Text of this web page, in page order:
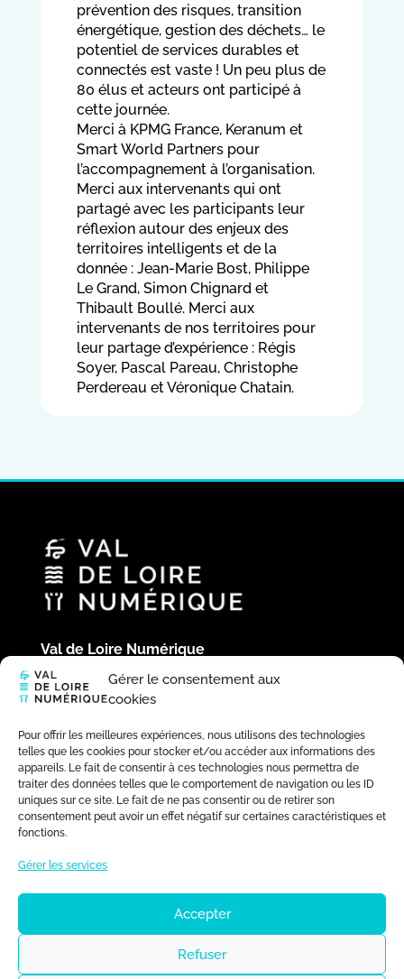
Gérer le consentement aux
cookies
Pour offrir les meilleures expériences, nous utilisons des technologies
telles que les cookies pour stocker et/ou accéder aux informations des
appareils. Le fait de consentir à ces technologies nous permettra de
traiter des données telles que le comportement de navigation ou les ID
uniques sur ce site. Le fait de ne pas consentir ou de retirer son
consentement peut avoir un effet négatif sur certaines caractéristiques et
fonctions.
Gérer les services
Accepter
Refuser
prévention des risques, transition
énergétique, gestion des déchets… le
potentiel de services durables et
connectés est vaste ! Un peu plus de
80 élus et acteurs ont participé à
cette journée.
Merci à KPMG France, Keranum et
Smart World Partners pour
l’accompagnement à l’organisation.
Merci aux intervenants qui ont
partagé avec les participants leur
réflexion autour des enjeux des
territoires intelligents et de la
donnée : Jean-Marie Bost, Philippe
Le Grand, Simon Chignard et
Thibault Boullé. Merci aux
intervenants de nos territoires pour
leur partage d’expérience : Régis
Soyer, Pascal Pareau, Christophe
Perdereau et Véronique Chatain.
Val de Loire Numérique
Hôtel du Département
Place de la République
41020 Blois Cedex
02 54 58 44 39